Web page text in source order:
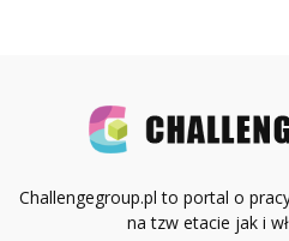
Challengegroup.pl to portal o
na tzw etacie jak i